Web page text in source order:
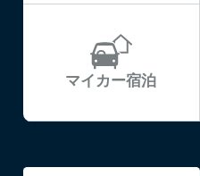
マイカー宿泊